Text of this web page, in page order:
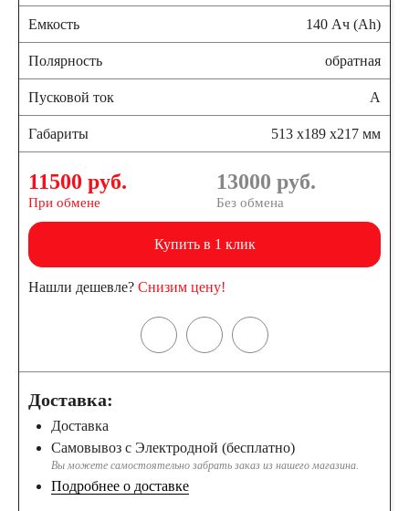
Емкость 140 Ач (Ah)
Полярность обратная
Пусковой ток А
Габариты 513 x189 x217 мм
11500 руб.
При обмене
13000 руб.
Без обмена
Купить в 1 клик
Нашли дешевле? Снизим цену!
Доставка:
Доставка
Самовывоз с Электродной (бесплатно)
Вы можете самостоятельно забрать заказ из нашего магазина.
Подробнее о доставке